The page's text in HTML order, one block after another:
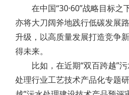
在中国“30·60”战略目标之
亦将大刀阔斧地践行低碳发展
升级，以高质量发展打造竞争
得未来。
比如，在近期“双百跨越”污
处理行业工艺技术产品化专题